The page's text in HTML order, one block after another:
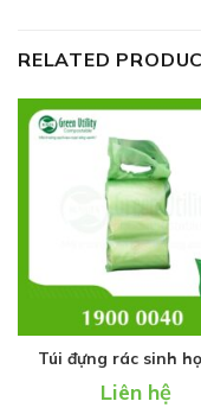
RELATED
Túi đựng rác sinh
phân hủy 100% cao
(Không nhựa)
Liên hệ